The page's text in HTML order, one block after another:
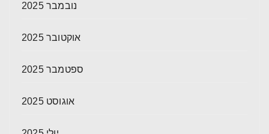
נובמבר 2025
אוקטובר 2025
ספטמבר 2025
אוגוסט 2025